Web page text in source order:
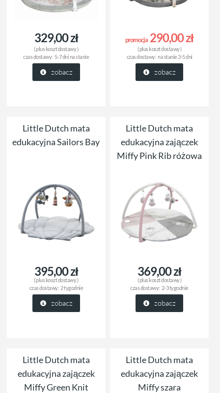
329,00 zł
( plus koszt dostawy)
czas dostawy: 5-7 dni na stanie
zobacz
promocja 290,00 zł
( plus koszt dostawy)
czas dostawy:na stanie 3-5 dni
zobacz
Little Dutch mata
edukacyjna Sailors Bay
395,00 zł
( pluskoszt dostawy)
czas dostawy: 2 tygodnie
zobacz
Little Dutch mata
edukacyjna zajączek
Miffy Pink Rib różowa
369,00 zł
( pluskoszt dostawy)
czas dostawy: 2-3 tygodnie
zobacz
Little Dutch mata
edukacyjna zajączek
Miffy Green Knit
Little Dutch mata
edukacyjna zajączek
Miffy szara